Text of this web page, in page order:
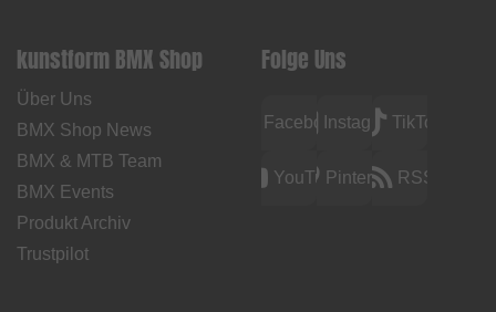
kunstform BMX Shop
Über Uns
BMX Shop News
BMX & MTB Team
BMX Events
Produkt Archiv
Trustpilot
Folge Uns
FacebookInstagramTikTok
YouTubePinterest RSS